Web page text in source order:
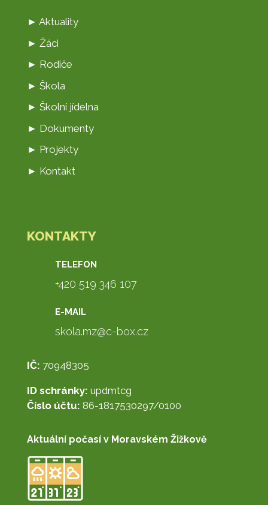
► Aktuality
► Žáci
► Rodiče
► Škola
► Školní jídelna
► Dokumenty
► Projekty
► Kontakt
KONTAKTY
TELEFON
+420 519 346 107
E-MAIL
skola.mz@c-box.cz
IČ: 70948305
ID schránky: updmtcg
Číslo účtu: 86-1817530297/0100
Aktuální počasí v Moravském Žižkově